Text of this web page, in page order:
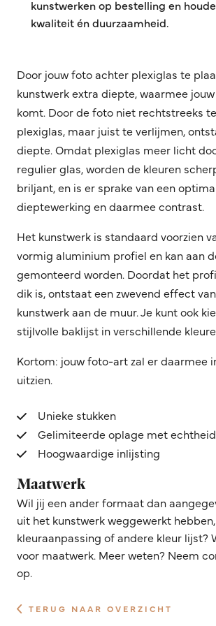
kunstwerken op bestelling en
kwaliteit én duurzaamheid.
Door jouw foto achter plexiglas te
kunstwerk extra diepte, waarmee
komt. Door de foto niet rechtstreeks
plexiglas, maar juist te verlijmen,
diepte. Omdat plexiglas meer licht
regulier glas, worden de kleuren
briljant, en is er sprake van een
dieptewerking en daarmee contrast.
Het kunstwerk is standaard voorzien
vormig aluminium profiel en kan aan
gemonteerd worden. Doordat het
dik is, ontstaat een zwevend effect
kunstwerk aan de muur. Je kunt ook
stijlvolle baklijst in verschillende
Kortom: jouw foto-art zal er daarmee
uitzien.
Unieke stukken
Gelimiteerde oplage met
Hoogwaardige inlijsting
Maatwerk
Wil jij een ander formaat dan
uit het kunstwerk weggewerkt
kleuraanpassing of andere kleur lijst?
voor maatwerk. Meer weten? Neem
op.
TERUG NAAR OVERZICHT